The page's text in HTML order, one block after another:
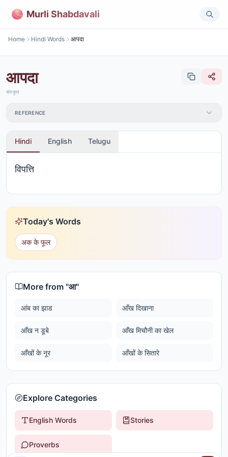
Murli Shabdavali
Home Hindi Words आपदा
आपदा
संस्कृत
REFERENCE
Hindi English Telugu
विपत्ति
Today's Words
अक के फूल
More from "आ"
आंब का झाड आँख दिखाना
आँख न डूबे आँख मिचौनी का खेल
आँखों के नूर आँखों के सितारे
Explore Categories
English Words Stories
Proverbs